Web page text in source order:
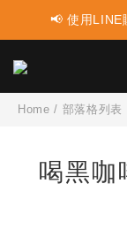
📢 蛋
📢 使用LINE
📢
Home / 部落格列表
喝黑咖